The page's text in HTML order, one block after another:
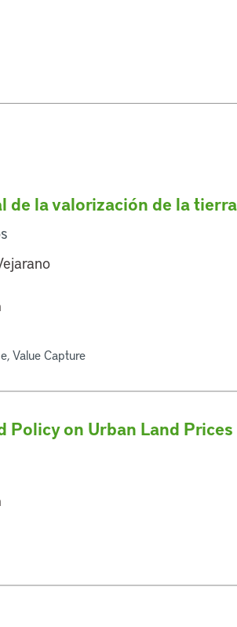
de la valorización de la tierra
Value Capture
Policy on Urban Land